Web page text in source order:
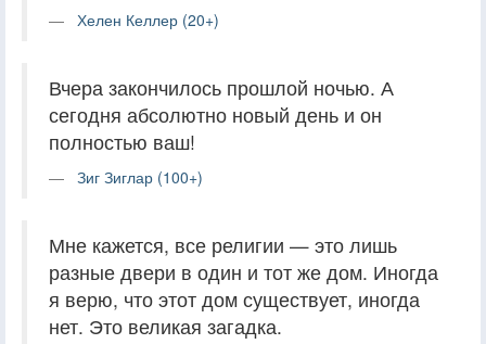
Хелен Келлер (20+)
Вчера закончилось прошлой ночью. А
сегодня абсолютно новый день и он
полностью ваш!
Зиг Зиглар (100+)
Мне кажется, все религии — это лишь
разные двери в один и тот же дом. Иногда
я верю, что этот дом существует, иногда
нет. Это великая загадка.